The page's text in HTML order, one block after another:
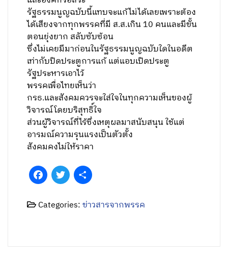
รัฐธรรมนูญฉบับนี้แทบจะแก้ไม่ได้เลยเพราะต้อง
ได้เสียงจากทุกพรรคที่มี ส.ส.เกิน 10 คนและมีขั้น
ตอนยุ่งยาก สลับซับซ้อน
ซึ่งไม่เคยมีมาก่อนในรัฐธรรมนูญฉบับใดในอดีต
เท่ากับปิดประตูการแก้ แต่แอบเปิดประตู
รัฐประหารเอาไว้
พรรคเพื่อไทยเห็นว่า
กรธ.และสังคมควรจะใส่ใจในทุกความเห็นของผู้
วิจารณ์โดยบริสุทธิ์ใจ
ส่วนผู้วิจารณ์ที่ไร้ซึ่งเหตุผลมาสนับสนุน ใช้แต่
อารมณ์ความรุนแรงเป็นตัวตั้ง
สังคมคงไม่ให้ราคา
FacebookTwitter
Categories:ข่าวสารจากพรรค